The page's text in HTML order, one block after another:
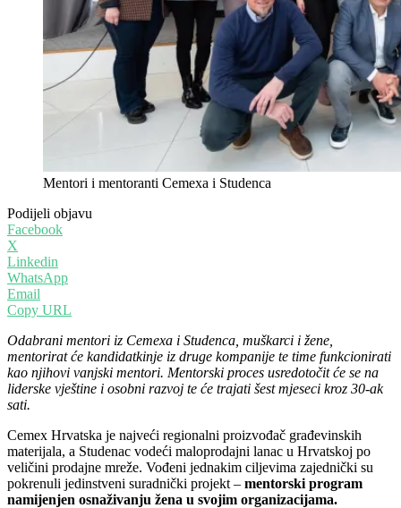
Mentori i mentoranti Cemexa i Studenca
Podijeli objavu
Facebook
X
Linkedin
WhatsApp
Email
Copy URL
Odabrani mentori iz Cemexa i Studenca, muškarci i žene,
mentorirat će kandidatkinje iz druge kompanije te time funkcionirati
kao njihovi vanjski mentori. Mentorski proces usredotočit će se na
liderske vještine i osobni razvoj te će trajati šest mjeseci kroz 30-ak
sati.
Cemex Hrvatska je najveći regionalni proizvođač građevinskih
materijala, a Studenac vodeći maloprodajni lanac u Hrvatskoj po
veličini prodajne mreže. Vođeni jednakim ciljevima zajednički su
pokrenuli jedinstveni suradnički projekt – mentorski program
namijenjen osnaživanju žena u svojim organizacijama.